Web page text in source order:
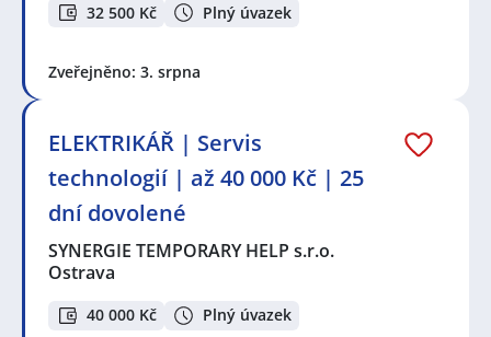
32 500 Kč Plný úvazek
Zveřejněno: 3. srpna
ELEKTRIKÁŘ | Servis
technologií | až 40 000 Kč | 25
dní dovolené
SYNERGIE TEMPORARY HELP s.r.o.
Ostrava
40 000 Kč Plný úvazek